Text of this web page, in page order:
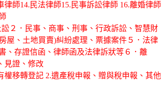
師14.民法律師15.民事訴訟律師 16.離婚律師
２．民事、商事、刑事、行政訴訟、智慧財
、土地買賣)糾紛處理、票據案件５．法律
、存證信函、律師函及法律訴狀等６．離
見證、修改
移轉登記 2.遺產稅申報、贈與稅申報、其他